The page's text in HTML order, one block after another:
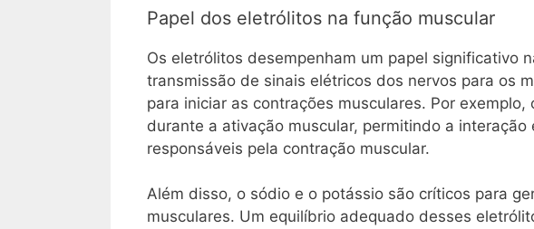
Papel dos eletrólitos na função muscular
Os eletrólitos desempenham um papel significativo
transmissão de sinais elétricos dos nervos para os
para iniciar as contrações musculares. Por
durante a ativação muscular, permitindo a
responsáveis pela contração muscular.
Além disso, o sódio e o potássio são críticos para
musculares. Um equilíbrio adequado desses